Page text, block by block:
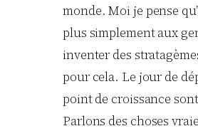
monde. Moi je pense
plus simplement aux
inventer des
pour cela. Le jour de
point de croissance
Parlons des choses